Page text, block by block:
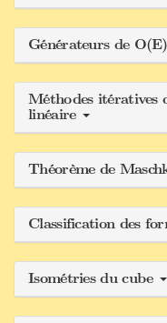
Générateurs de
Méthodes itératives
linéaire
Théorème de
Classification des
Isométries du cube